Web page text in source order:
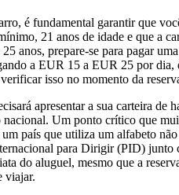
é fundamental garantir que
21 anos de idade e que a
anos, prepare-se para pagar
a EUR 15 a EUR 25 por dia,
isso no momento da
apresentar a sua carteira
Um ponto crítico que
país que utiliza um alfabeto
para Dirigir (PID) junto
do aluguel, mesmo que a
viajar.